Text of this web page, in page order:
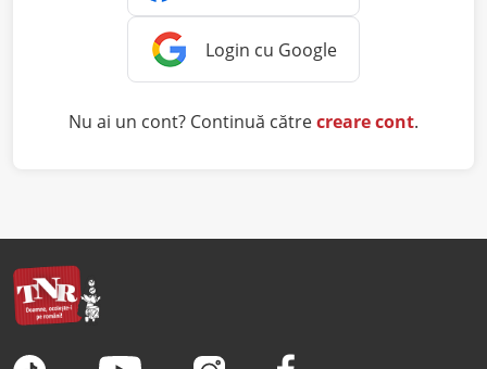
Nu ai un cont? Continuă cătrecreare cont.